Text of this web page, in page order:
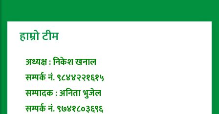
हाम्रो टीम
अध्यक्ष : निकेश खनाल
सम्पर्क नं. ९८४४२२१६१५
सम्पादक : अनिता भुजेल
सम्पर्क नं. ९७४१८०३६९६